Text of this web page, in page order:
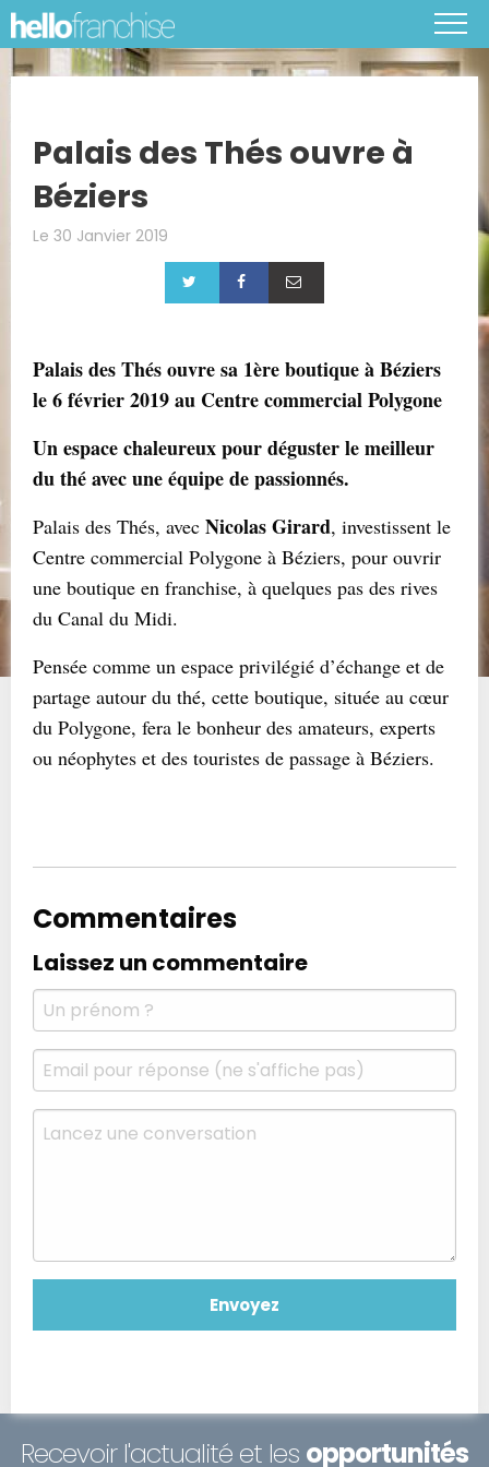
Palais des Thés ouvre à
Béziers
Le 30 Janvier 2019
Palais des Thés ouvre sa 1ère boutique à Béziers
le 6 février 2019 au Centre commercial Polygone
Un espace chaleureux pour déguster le meilleur
du thé avec une équipe de passionnés.
Palais des Thés, avec Nicolas Girard, investissent le
Centre commercial Polygone à Béziers, pour ouvrir
une boutique en franchise, à quelques pas des rives
du Canal du Midi.
Pensée comme un espace privilégié d’échange et de
partage autour du thé, cette boutique, située au cœur
du Polygone, fera le bonheur des amateurs, experts
ou néophytes et des touristes de passage à Béziers.
Commentaires
Laissez un commentaire
Recevoir l'actualité et les opportunités